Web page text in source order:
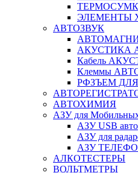
ЭЛЕМЕНТЫ
АВТОЗВУК
АКУСТИКА
Кабель
Клеммы
РФЗЪЕМ
АВТОХИМИЯ
АЗУ для
АЗУ USB авто
АЗУ для
АЗУ
АЛКОТЕСТЕРЫ
ВОЛЬТМЕТРЫ